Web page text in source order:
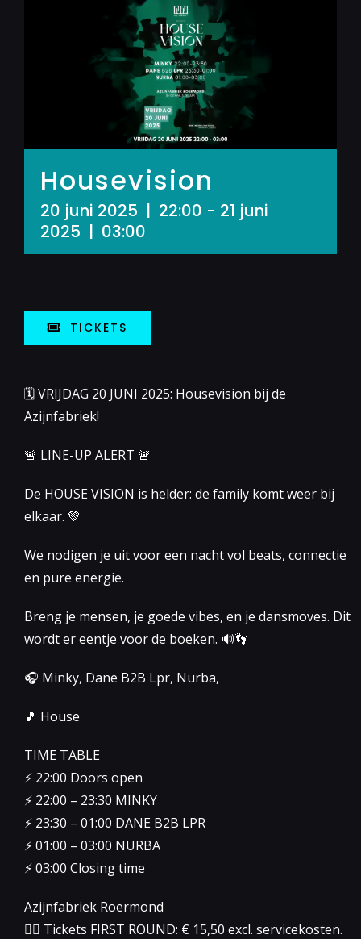
Housevision
20 juni 2025 | 22:00 - 21 juni
2025 | 03:00
TICKETS
🗓 VRIJDAG 20 JUNI 2025: Housevision bij de
Azijnfabriek!
🚨 LINE-UP ALERT 🚨
De HOUSE VISION is helder: de family komt weer bij
elkaar. 💚
We nodigen je uit voor een nacht vol beats, connectie
en pure energie.
Breng je mensen, je goede vibes, en je dansmoves. Dit
wordt er eentje voor de boeken. 🔊👣
🎧 Minky, Dane B2B Lpr, Nurba,
🎵 House
TIME TABLE
⚡️ 22:00 Doors open
⚡️ 22:00 – 23:30 MINKY
⚡️ 23:30 – 01:00 DANE B2B LPR
⚡️ 01:00 – 03:00 NURBA
⚡️ 03:00 Closing time
Azijnfabriek Roermond
👉🏻 Tickets FIRST ROUND: € 15,50 excl. servicekosten.